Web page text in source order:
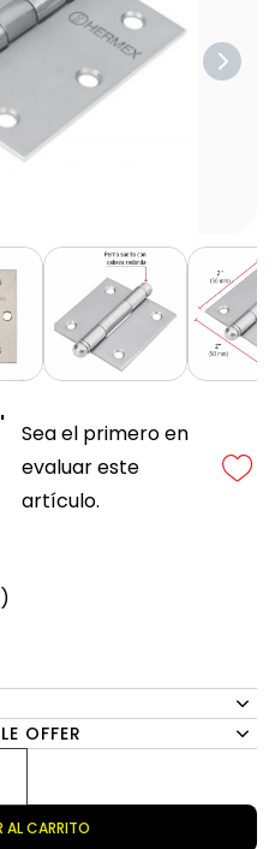
Sea el primero en
evaluar este
artículo.
OFFER
AL CARRITO